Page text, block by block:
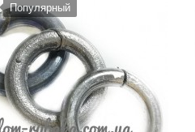
Популярный